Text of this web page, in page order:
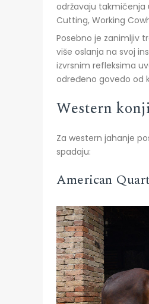
održavaju takmičenja
Cutting, Working
Posebno je zanimljiv
više oslanja na svoj
izvrsnim refleksima
određeno govedo od
Western konji
Za western jahanje
spadaju:
American